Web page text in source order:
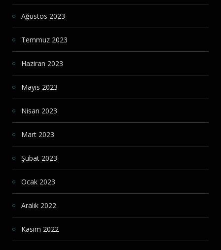
Ağustos 2023
Temmuz 2023
Haziran 2023
Mayıs 2023
Nisan 2023
Mart 2023
Şubat 2023
Ocak 2023
Aralık 2022
Kasım 2022